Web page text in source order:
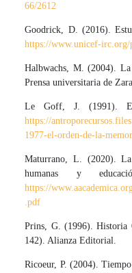
66/2612
Goodrick, D. (2016).
https://www.unicef-
Halbwachs, M. (2004).
Prensa universitaria de
Le Goff, J. (1991).
https://
1977-el-orden-de-la-
Maturrano, L. (2020). La
humanas y
https://
.pdf
Prins, G. (1996). Historia
142). Alianza Editorial.
Ricoeur, P. (2004).